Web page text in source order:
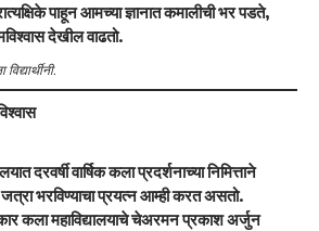
पाहून आमच्या ज्ञानात कमालीची भर पडते,
देखील वाढतो.
दरवर्षी वार्षिक कला प्रदर्शनाच्या निमित्ताने
भरविण्याचा प्रयत्न आम्ही करत असतो.
कला महाविद्यालयाचे चेअरमन प्रकाश अर्जुन